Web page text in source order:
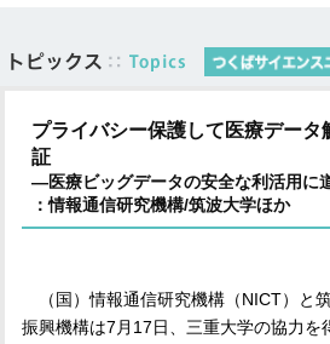
プライバシー保護して医療データ
証
―医療ビッグデータの安全な利活用に
：情報通信研究機構/筑波大学ほか
（国）情報通信研究機構（NICT）と
振興機構は7月 17日、三重大学の協力を